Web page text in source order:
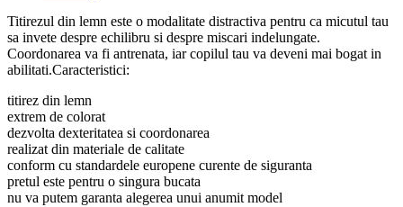
Titirezul din lemn este o modalitate distractiva pentru ca micutul tau
sa invete despre echilibru si despre miscari indelungate.
Coordonarea va fi antrenata, iar copilul tau va deveni mai bogat in
abilitati.Caracteristici:
titirez din lemn
extrem de colorat
dezvolta dexteritatea si coordonarea
realizat din materiale de calitate
conform cu standardele europene curente de siguranta
pretul este pentru o singura bucata
nu va putem garanta alegerea unui anumit model